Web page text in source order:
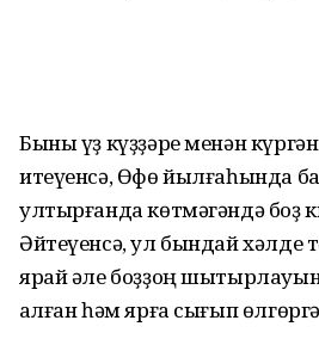
Быны үҙ күҙҙәре менән
итеүенсә, Өфө йылғаһында
ултырғанда көтмәгәндә боҙ
Әйтеүенсә, ул бындай хәлде
ярай әле боҙҙоң
ҡалған һәм ярға сығып